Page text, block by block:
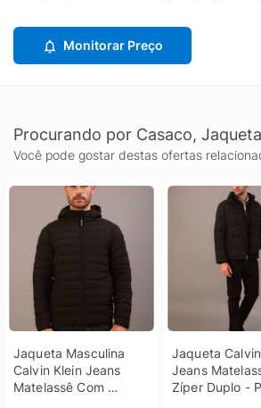
Monitorar Preço
Procurando por Casaco,
Você pode gostar destas ofertas
Jaqueta Masculina
Calvin Klein Jeans
Matelassê Com
Jaqueta
Jeans
Zíper Duplo -